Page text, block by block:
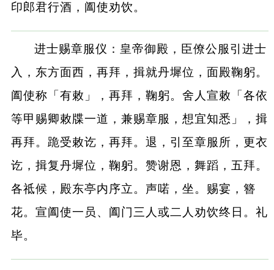
印郎君行酒，阖使劝饮。
进士赐章服仪：皇帝御殿，臣僚公服引进士
入，东方面西，再拜，揖就丹墀位，面殿鞠躬。
阖使称「有敕」，再拜，鞠躬。舍人宣敕「各依
等甲赐卿敕牒一道，兼赐章服，想宜知悉」，揖
再拜。跪受敕讫，再拜。退，引至章服所，更衣
讫，揖复丹墀位，鞠躬。赞谢恩，舞蹈，五拜。
各祗候，殿东亭内序立。声喏，坐。赐宴，簪
花。宣阖使一员、阖门三人或二人劝饮终日。礼
毕。